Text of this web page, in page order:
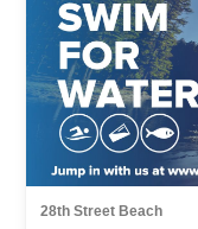
28th Street Beach